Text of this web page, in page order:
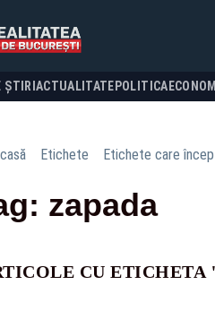
ACTUALITATE POLITICA
Etichete Etichete care
zapada
CU ETICHETA